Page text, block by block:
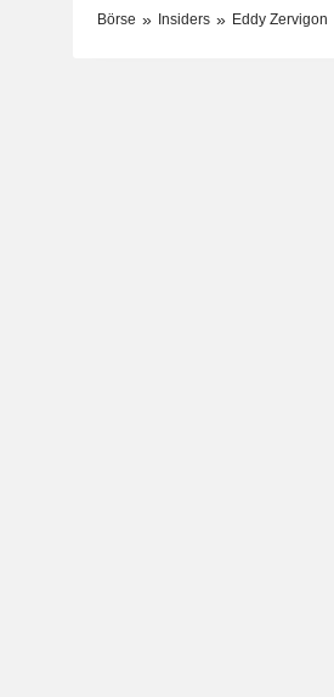
Börse Insiders Eddy Zervigon